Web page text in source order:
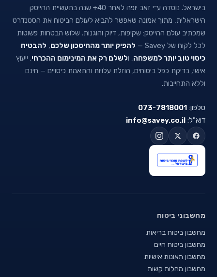
בישראל. נוסדה ע״י זאב יופה לאחר 40+ שנה בתעשיית ההייטק
הישראלית, מתוך אמונה שאפשר להביא לעולם הביטוח את הסטנדרט
שמכתיב עולם ההייטק: שקיפות, דיוק והוגנות. שלוש הבטחות פשוטות
לכל לקוח של Savey —
להפיק יותר מהחיסכון שלכם, להבטיח
כיסוי טוב יותר למשפחה, ולשלם רק את המינימום ההכרחי. ייעוץ
אישי, בדיקת כפל ביטוחים, הוזלת עלויות והתאמת כיסויים — חינם
וללא התחייבות.
טלפון: 073-7818001
דוא"ל: info@savey.co.il
מחשבוני ביטוח
מחשבון ביטוח בריאות
מחשבון ביטוח חיים
מחשבון תאונות אישיות
מחשבון מחלות קשות